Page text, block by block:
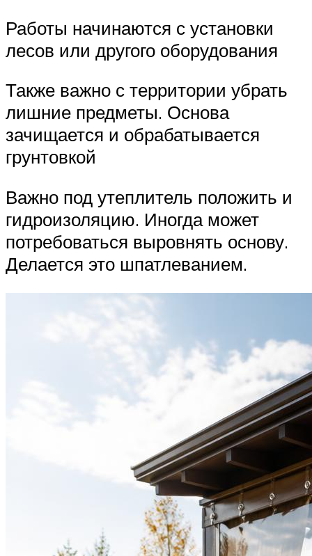
Работы начинаются с установки
лесов или другого оборудования
Также важно с территории убрать
лишние предметы. Основа
зачищается и обрабатывается
грунтовкой
Важно под утеплитель положить и
гидроизоляцию. Иногда может
потребоваться выровнять основу.
Делается это шпатлеванием.